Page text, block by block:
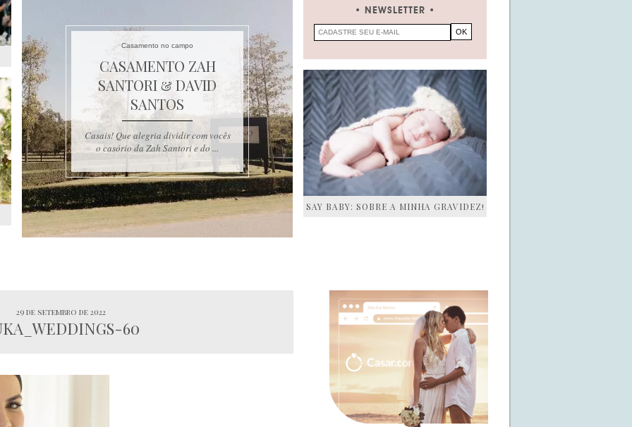
Casamento no campo
CASAMENTO ZAH
SANTORI & DAVID
SANTOS
Casais! Que alegria dividir com vocês
o casório da Zah Santori e do ...
NEWSLETTER
SAY BABY: SOBRE A MINHA GRAVIDEZ!
29 de setembro de 2022
60
SIDEBAR